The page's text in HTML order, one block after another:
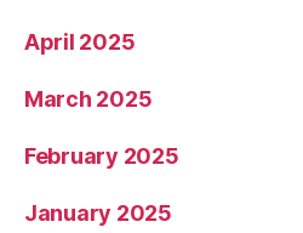
April 2025
March 2025
February 2025
January 2025